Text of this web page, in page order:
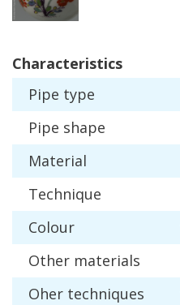
Characteristics
Pipe type
Pipe shape
Material
Technique
Colour
Other materials
Oher techniques